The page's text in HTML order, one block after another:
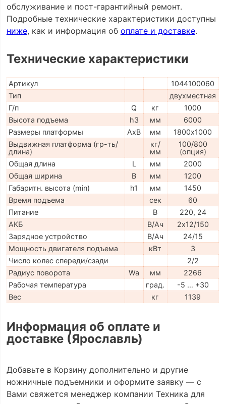
обслуживание и пост-гарантийный ремонт.
Подробные технические характеристики доступны
ниже, как и информация об оплате и доставке.
Технические характеристики
Артикул
1044100060
Тип
двухместная
Г/п
Q кг
1000
Высота подъема
h3 мм
6000
Размеры платформы
AxB мм
1800х1000
Выдвижная платформа (гр-ть/
длина)
кг/
мм
100/800
(опция)
Общая длина
L мм
2000
Общая ширина
B мм
1200
Габаритн. высота (min)
h1 мм
1450
Время подъема
сек
60
Питание
В
220, 24
АКБ
В/Ач
2х12/150
Зарядное устройство
В/Ач
24/15
Мощность двигателя подъема
кВт
3
Число колес спереди/сзади
2/2
Радиус поворота
Wa мм
2266
Рабочая температура
град.
-5 … +30
Вес
кг 1139
Информация об оплате и
доставке (Ярославль)
Добавьте в Корзину дополнительно и другие
ножничные подъемники и оформите заявку — с
Вами свяжется менеджер компании Техника для